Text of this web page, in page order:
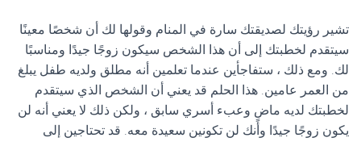
تشير رؤيتك لصديقتك سارة في المنام وقولها لك أن شخصًا معينًا
سيتقدم لخطبتك إلى أن هذا الشخص سيكون زوجًا جيدًا ومناسبًا
لك. ومع ذلك ، ستفاجأين عندما تعلمين أنه مطلق ولديه طفل يبلغ
من العمر عامين. هذا الحلم قد يعني أن الشخص الذي سيتقدم
لخطبتك لديه ماضٍ وعبء أسري سابق ، ولكن ذلك لا يعني أنه لن
يكون زوجًا جيدًا وأنك لن تكونين سعيدة معه. قد تحتاجين إلى